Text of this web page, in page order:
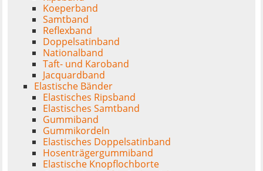
Koeperband
Samtband
Reflexband
Doppelsatinband
Nationalband
Taft- und Karoband
Jacquardband
Elastische Bänder
Elastisches Ripsband
Elastisches Samtband
Gummiband
Gummikordeln
Elastisches Doppelsatinband
Hosenträgergummiband
Elastische Knopflochborte